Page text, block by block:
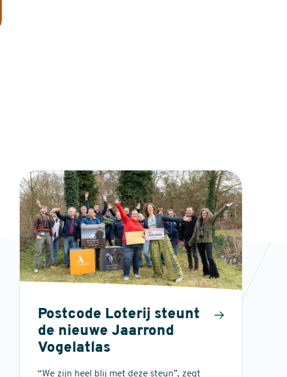
Postcode Loterij steunt
de nieuwe Jaarrond
Vogelatlas
“We zijn heel blij met deze steun”, zegt